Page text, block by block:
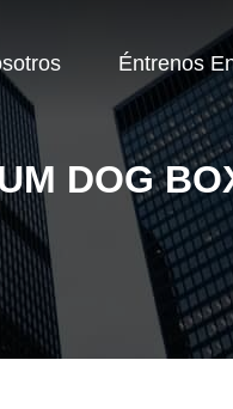
Éntrenos
DOG